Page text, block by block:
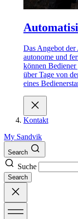
Das Angebot
autonome und
können
über Tage von
eines
Kontakt
My Sandvik
Search
Suche
Search